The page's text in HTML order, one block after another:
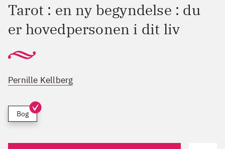
Tarot : en ny begyndelse : du
er hovedpersonen i dit liv
Pernille Kellberg
Bog